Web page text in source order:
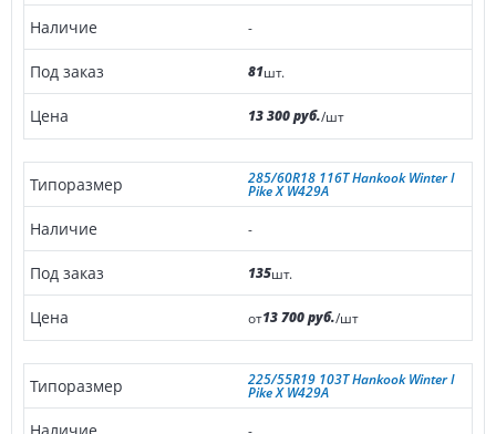
-
81шт.
13 300 руб./шт
285/60R18 116T Hankook Winter I
Pike X W429A
-
135шт.
от13 700 руб./шт
225/55R19 103T Hankook Winter I
Pike X W429A
-